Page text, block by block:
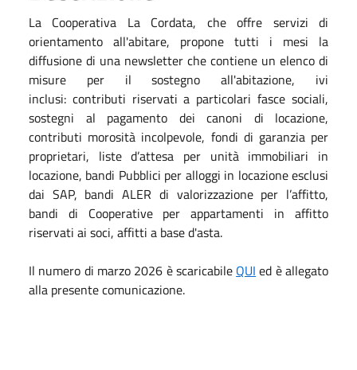
La Cooperativa La Cordata, che offre servizi di
orientamento all'abitare, propone tutti i mesi la
diffusione di una newsletter che contiene un elenco di
misure per il sostegno all'abitazione, ivi
inclusi: contributi riservati a particolari fasce sociali,
sostegni al pagamento dei canoni di locazione,
contributi morosità incolpevole, fondi di garanzia per
proprietari, liste d’attesa per unità immobiliari in
locazione, bandi Pubblici per alloggi in locazione esclusi
dai SAP, bandi ALER di valorizzazione per l’affitto,
bandi di Cooperative per appartamenti in affitto
riservati ai soci, affitti a base d'asta.
Il numero di marzo 2026 è scaricabile QUI ed è allegato
alla presente comunicazione.